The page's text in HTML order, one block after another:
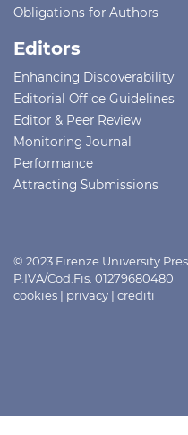
Obligations for Authors
Editors
Enhancing Discoverability
Editorial Office Guidelines
Editor & Peer Review
Monitoring Journal
Performance
Attracting Submissions
© 2023 Firenze University
P.IVA/Cod.Fis. 01279680480
cookies | privacy | crediti